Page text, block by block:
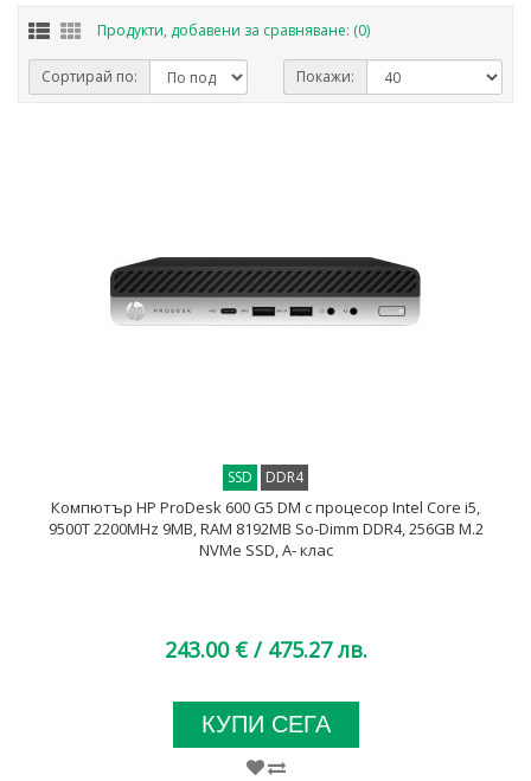
Продукти, добавени за сравняване: (0)
Сортирай по: Покажи:
SSD DDR4
Компютър HP ProDesk 600 G5 DM с процесор Intel Core i5,
9500T 2200MHz 9MB, RAM 8192MB So-Dimm DDR4, 256GB M.2
NVMe SSD, A- клас
243.00 € / 475.27 лв.
КУПИ СЕГА